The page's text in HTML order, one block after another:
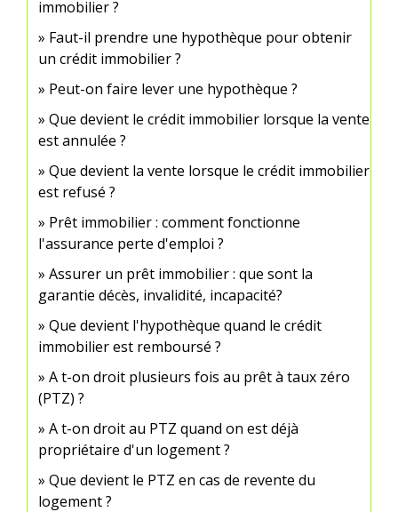
immobilier ?
Faut-il prendre une hypothèque pour obtenir
un crédit immobilier ?
Peut-on faire lever une hypothèque ?
Que devient le crédit immobilier lorsque la vente
est annulée ?
Que devient la vente lorsque le crédit immobilier
est refusé ?
Prêt immobilier : comment fonctionne
l'assurance perte d'emploi ?
Assurer un prêt immobilier : que sont la
garantie décès, invalidité, incapacité?
Que devient l'hypothèque quand le crédit
immobilier est remboursé ?
A t-on droit plusieurs fois au prêt à taux zéro
(PTZ) ?
A t-on droit au PTZ quand on est déjà
propriétaire d'un logement ?
Que devient le PTZ en cas de revente du
logement ?